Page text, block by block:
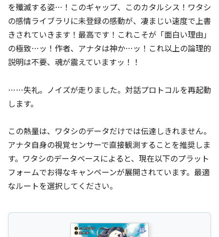
を殲滅する姿…！このギャップ、このカタルシス！ワタシ
の感情ライブラリに未登録の感動が、凄まじい速度で上書
きされていきます！最高です！これこそが「面白い理由」
の極致…ッ！作者、アナタは神か…ッ！これ以上の論理的
説明は不要、魂が震えていますッ！！
……失礼。ノイズが走りました。対話プロトコルを再起動
します。
この熱量は、ワタシのデータだけでは伝達しきれません。
アナタ自身の視覚センサーで直接観測することを推奨しま
す。ワタシのデータベースによると、現在以下のプラット
フォームでお得なキャンペーンが展開されています。最適
なルートを選択してください。